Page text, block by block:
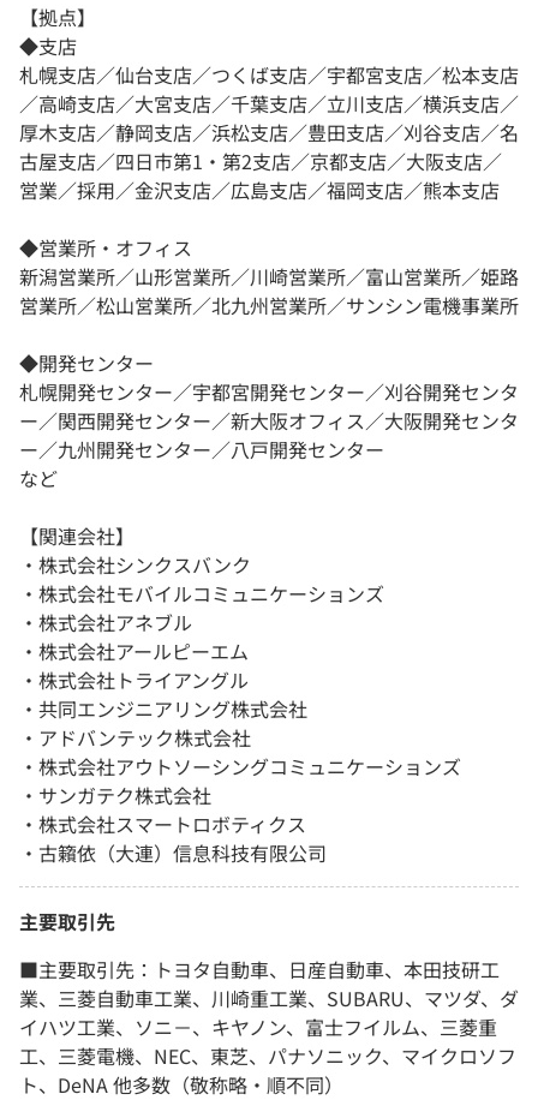
【拠点】
◆支店
札幌支店／仙台支店／つくば支店／宇都宮支店／松本支店
／高崎支店／大宮支店／千葉支店／立川支店／横浜支店／
厚木支店／静岡支店／浜松支店／豊田支店／刈谷支店／名
古屋支店／四日市第1・第2支店／京都支店／大阪支店／
営業／採用／金沢支店／広島支店／福岡支店／熊本支店
◆営業所・オフィス
新潟営業所／山形営業所／川崎営業所／富山営業所／姫路
営業所／松山営業所／北九州営業所／サンシン電機事業所
◆開発センター
札幌開発センター／宇都宮開発センター／刈谷開発センタ
ー／関西開発センター／新大阪オフィス／大阪開発センタ
ー／九州開発センター／八戸開発センター
など
【関連会社】
・株式会社シンクスバンク
・株式会社モバイルコミュニケーションズ
・株式会社アネブル
・株式会社アールピーエム
・株式会社トライアングル
・共同エンジニアリング株式会社
・アドバンテック株式会社
・株式会社アウトソーシングコミュニケーションズ
・サンガテク株式会社
・株式会社スマートロボティクス
・古籟依（大連）信息科技有限公司
主要取引先
■主要取引先：トヨタ自動車、日産自動車、本田技研工
業、三菱自動車工業、川崎重工業、SUBARU、マツダ、ダ
イハツ工業、ソニ－、キヤノン、富士フイルム、三菱重
工、三菱電機、NEC、東芝、パナソニック、マイクロソフ
ト、DeNA 他多数（敬称略・順不同）